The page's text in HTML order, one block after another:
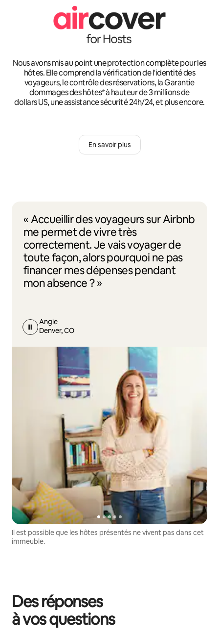
Nous avons mis au point une protection complète pour les
hôtes. Elle comprend la vérification de l'identité des
voyageurs, le contrôle des réservations, la Garantie
dommages des hôtes* à hauteur de 3 millions de
dollars US, une assistance sécurité 24h/24, et plus encore.
En savoir plus
« Accueillir des voyageurs sur Airbnb
me permet de vivre très
correctement. Je vais voyager de
toute façon, alors pourquoi ne pas
financer mes dépenses pendant
mon absence ? »
Angie
Denver, CO
Il est possible que les hôtes présentés ne vivent pas dans cet
immeuble.
Des réponses
à vos questions